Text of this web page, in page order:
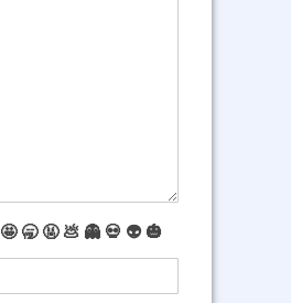
🤩 🥱 🤬 💩 👻 💀 👽 🎃